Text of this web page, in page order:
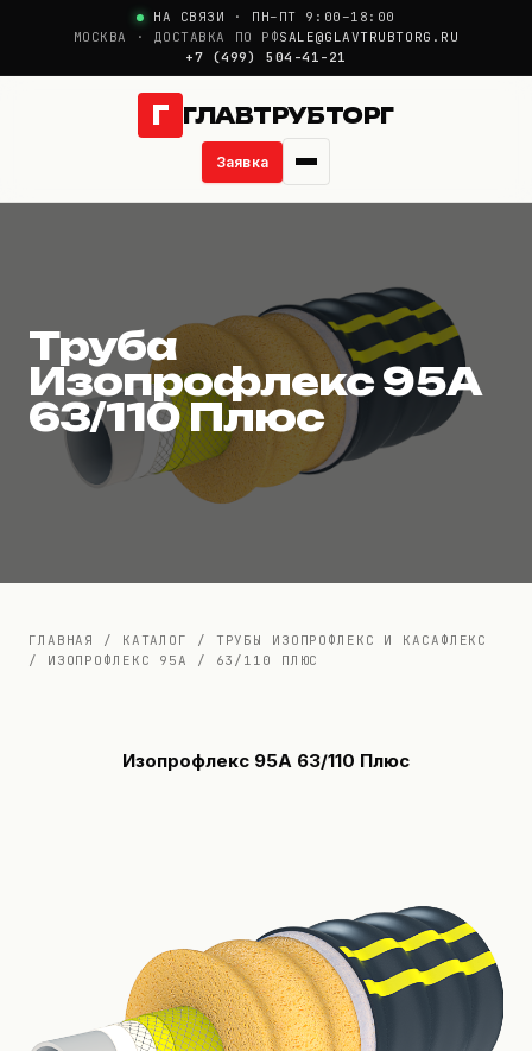
НА СВЯЗИ · ПН–ПТ 9:00–18:00
МОСКВА · ДОСТАВКА ПО РФSALE@GLAVTRUBTORG.RU
+7 (499) 504-41-21
Г ГЛАВТРУБТОРГ
Продукция
Услуги
Заявка
Труба
Изопрофлекс 95А
63/110 Плюс
ГЛАВНАЯ / КАТАЛОГ / ТРУБЫ ИЗОПРОФЛЕКС И КАСАФЛЕКС
/ ИЗОПРОФЛЕКС 95А / 63/110 ПЛЮС
Изопрофлекс 95А 63/110 Плюс